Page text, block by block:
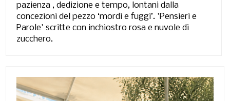
pazienza , dedizione e tempo, lontani dalla
concezioni del pezzo ‘mordi e fuggi’. 'Pensieri e
Parole' scritte con inchiostro rosa e nuvole di
zucchero.